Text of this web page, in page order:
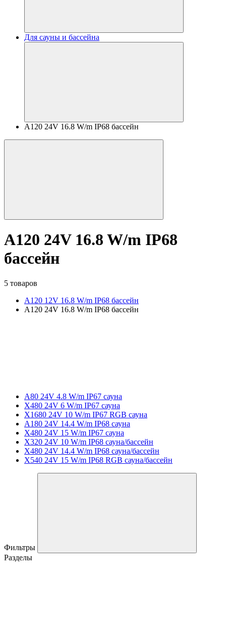
Для сауны и бассейна
A120 24V 16.8 W/m IP68 бассейн
A120 24V 16.8 W/m IP68
бассейн
5 товаров
A120 12V 16.8 W/m IP68 бассейн
A120 24V 16.8 W/m IP68 бассейн
A80 24V 4.8 W/m IP67 сауна
X480 24V 6 W/m IP67 сауна
X1680 24V 10 W/m IP67 RGB сауна
A180 24V 14.4 W/m IP68 сауна
X480 24V 15 W/m IP67 сауна
X320 24V 10 W/m IP68 сауна/бассейн
X480 24V 14.4 W/m IP68 сауна/бассейн
X540 24V 15 W/m IP68 RGB сауна/бассейн
Фильтры
Разделы